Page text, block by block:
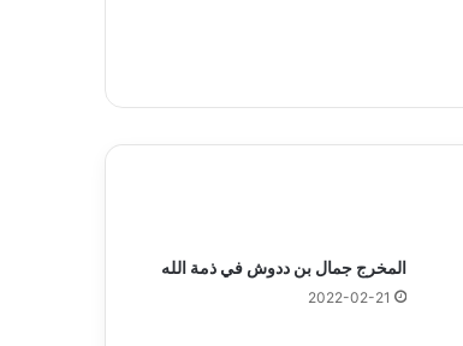
المخرج جمال بن ددوش في ذمة الله
2022-02-21